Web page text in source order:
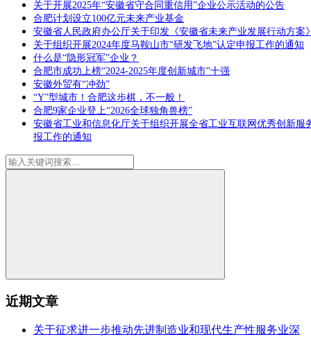
关于开展2025年“安徽省守合同重信用”企业公示活动的公告
合肥计划设立100亿元未来产业基金
安徽省人民政府办公厅关于印发《安徽省未来产业发展行动方案
关于组织开展2024年度马鞍山市“研发飞地”认定申报工作的通知
什么是“隐形冠军”企业？
合肥市成功上榜“2024-2025年度创新城市”十强
安徽外贸有“冲劲”
“Y”型城市！合肥这步棋，不一般！
合肥9家企业登上“2026全球独角兽榜”
安徽省工业和信息化厅关于组织开展全省工业互联网优秀创新服
报工作的通知
近期文章
关于征求进一步推动先进制造业和现代生产性服务业深